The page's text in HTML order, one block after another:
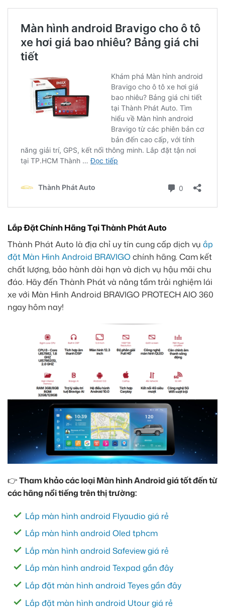
Lắp Đặt Chính Hãng Tại Thành Phát Auto
Thành Phát Auto là địa chỉ uy tín cung cấp dịch vụ ắp
đặt Màn Hình Android BRAVIGOchính hãng. Cam kết
chất lượng, bảo hành dài hạn và dịch vụ hậu mãi chu
đáo. Hãy đến Thành Phát và nâng tầm trải nghiệm lái
xe với Màn Hình Android BRAVIGO PROTECH AIO 360
ngay hôm nay!
👉Tham khảo các loại Màn hình Android giá tốt đến từ
các hãng nổi tiếng trên thị trường:
Lắp màn hình android Flyaudio giá rẻ
Lắp màn hình android Oled tphcm
Lắp màn hình android Safeview giá rẻ
Lắp màn hình android Texpad gần đây
Lắp đặt màn hình android Teyes gần đây
Lắp đặt màn hình android Utour giá rẻ